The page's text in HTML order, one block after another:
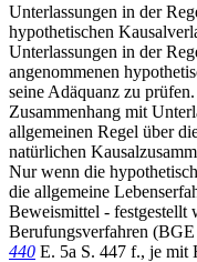
Unterlassungen in der
hypothetischen
Unterlassungen in der
angenommenen
seine Adäquanz zu
Zusammenhang mit
allgemeinen Regel über
natürlichen
Nur wenn die
die allgemeine
Beweismittel - festgestellt
Berufungsverfahren (BGE
440 E. 5a S. 447 f., je mit